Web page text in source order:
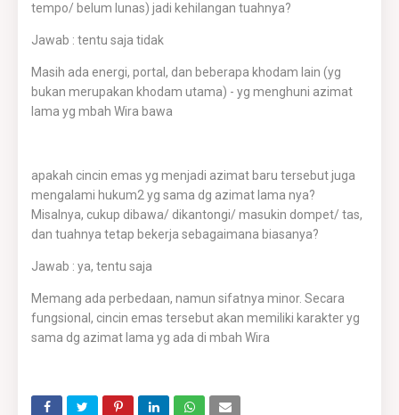
tempo/ belum lunas) jadi kehilangan tuahnya?
Jawab : tentu saja tidak
Masih ada energi, portal, dan beberapa khodam lain (yg
bukan merupakan khodam utama) - yg menghuni azimat
lama yg mbah Wira bawa
apakah cincin emas yg menjadi azimat baru tersebut juga
mengalami hukum2 yg sama dg azimat lama nya?
Misalnya, cukup dibawa/ dikantongi/ masukin dompet/ tas,
dan tuahnya tetap bekerja sebagaimana biasanya?
Jawab : ya, tentu saja
Memang ada perbedaan, namun sifatnya minor. Secara
fungsional, cincin emas tersebut akan memiliki karakter yg
sama dg azimat lama yg ada di mbah Wira